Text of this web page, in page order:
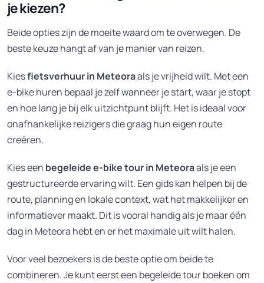
je kiezen?
Beide opties zijn de moeite waard om te overwegen. De
beste keuze hangt af van je manier van reizen.
Kiesfietsverhuur in Meteoraals je vrijheid wilt. Met een
e-bike huren bepaal je zelf wanneer je start, waar je stopt
en hoe lang je bij elk uitzichtpunt blijft. Het is ideaal voor
onafhankelijke reizigers die graag hun eigen route
creëren.
Kies een begeleide e-bike tour in Meteoraals je een
gestructureerde ervaring wilt. Een gids kan helpen bij de
route, planning en lokale context, wat het makkelijker en
informatiever maakt. Dit is vooral handig als je maar één
dag in Meteora hebt en er het maximale uit wilt halen.
Voor veel bezoekers is de beste optie om beide te
combineren. Je kunt eerst een begeleide tour boeken om